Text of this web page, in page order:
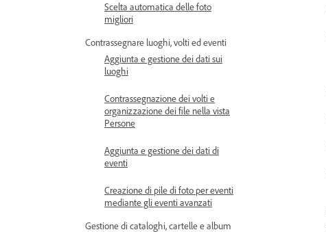
Scelta automatica delle foto
migliori
Contrassegnare luoghi, volti ed eventi
Aggiunta e gestione dei dati sui
luoghi
Contrassegnazione dei volti e
organizzazione dei file nella vista
Persone
Aggiunta e gestione dei dati di
eventi
Creazione di pile di foto per eventi
mediante gli eventi avanzati
Gestione di cataloghi, cartelle e album